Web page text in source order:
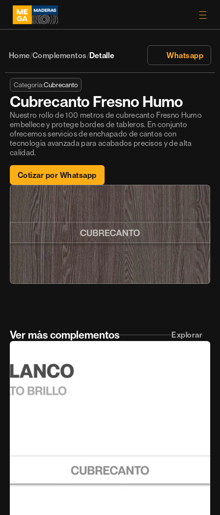
Home/Complementos/Detalle Whatsapp
Categoría:Cubrecanto
Cubrecanto Fresno Humo
Nuestro rollo de 100 metros de cubrecanto Fresno Humo
embellece y protege bordes de tableros. En conjunto
ofrecemos servicios de enchapado de cantos con
tecnología avanzada para acabados precisos y de alta
calidad.
Cotizar por Whatsapp
Ver más complementos Explorar